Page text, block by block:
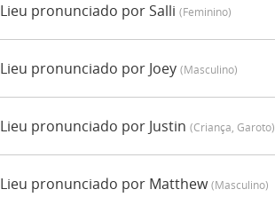
Lieu pronunciado por Salli (feminino)
Lieu pronunciado por Joey (masculino)
Lieu pronunciado por Justin (criança, Garoto)
Lieu pronunciado por Matthew(masculino)